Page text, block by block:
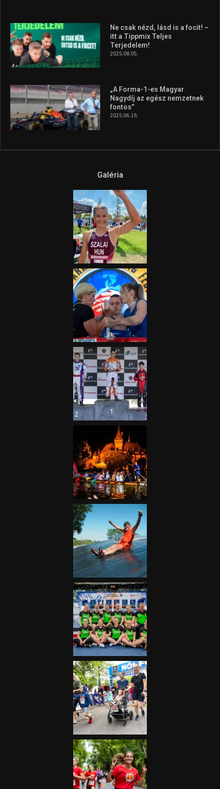
Ne csak nézd, lásd is a focit! –
itt a Tippmix Teljes
Terjedelem!
2025.08.05.
„A Forma-1-es Magyar
Nagydíj az egész nemzetnek
fontos”
2025.06.19.
Galéria